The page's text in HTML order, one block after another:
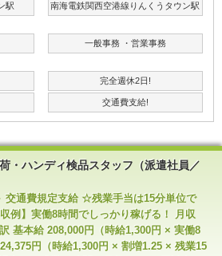
駅
南海電鉄関西空港線りんくうタウン駅
一般事務 ・営業事務
完全週休2日!
交通費支給!
・ハンディ検品スタッフ（派遣社員／
交通費規定支給 ☆残業手当は15分単位で
例】実働8時間でしっかり稼げる！ 月収
基本給 208,000円（時給1,300円 × 実働8
円（時給1,300円 × 割増1.25 × 残業15